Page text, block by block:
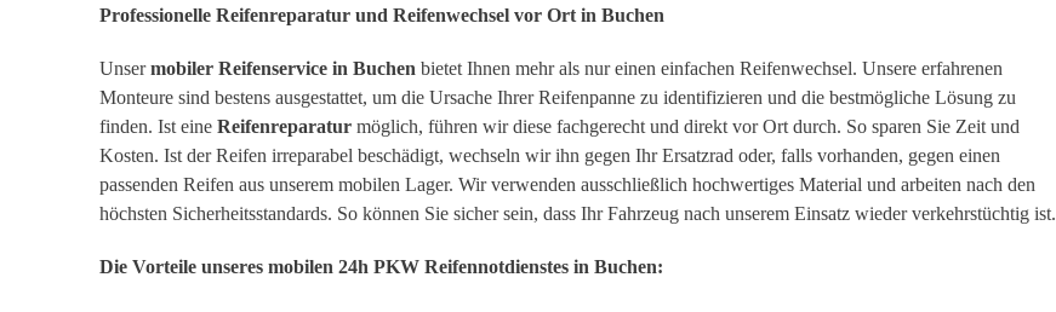
Professionelle Reifenreparatur und Reifenwechsel vor Ort in Buchen
Unsermobiler Reifenservice in Buchen bietet Ihnen mehr als nur einen einfachen Reifenwechsel. Unsere erfahrenen
Monteure sind bestens ausgestattet, um die Ursache Ihrer Reifenpanne zu identifizieren und die bestmögliche Lösung zu
finden. Ist eine Reifenreparatur möglich, führen wir diese fachgerecht und direkt vor Ort durch. So sparen Sie Zeit und
Kosten. Ist der Reifen irreparabel beschädigt, wechseln wir ihn gegen Ihr Ersatzrad oder, falls vorhanden, gegen einen
passenden Reifen aus unserem mobilen Lager. Wir verwenden ausschließlich hochwertiges Material und arbeiten nach den
höchsten Sicherheitsstandards. So können Sie sicher sein, dass Ihr Fahrzeug nach unserem Einsatz wieder verkehrstüchtig ist.
Die Vorteile unseres mobilen 24h PKW Reifennotdienstes in Buchen: